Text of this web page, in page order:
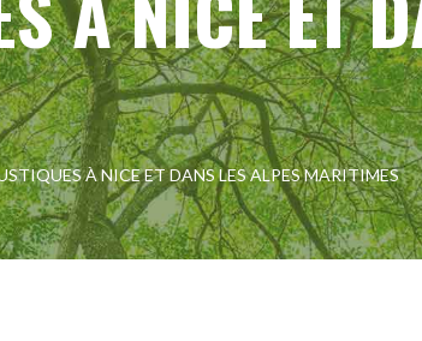
À NICE ET DANS LES ALPES MARITIMES